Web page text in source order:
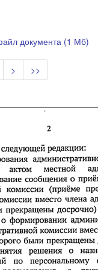
документа (1 Мб)
> >>